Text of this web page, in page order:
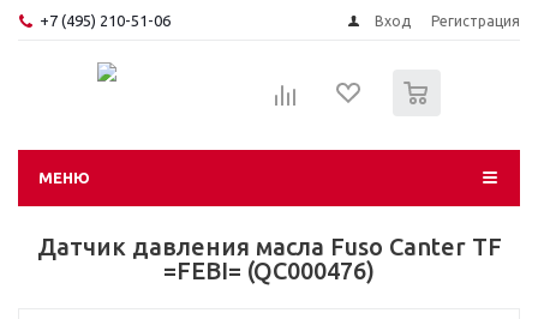
+7 (495) 210-51-06 Вход Регистрация
МЕНЮ
Датчик давления масла Fuso Canter TF
=FEBI= (QC000476)